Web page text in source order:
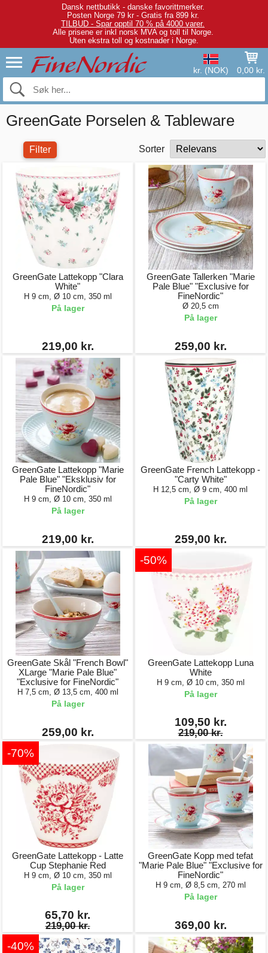
Dansk nettbutikk - danske favorittmerker.
Posten Norge 79 kr - Gratis fra 899 kr.
TILBUD - Spar opptil 70 % på 4000 varer.
Alle prisene er inkl norsk MVA og toll til Norge.
Uten ekstra toll og kostnader i Norge.
kr. (NOK) 0,00 kr.
GreenGate Porselen & Tableware
Filter Sorter
GreenGate Lattekopp "Clara
White"
H 9 cm, Ø 10 cm, 350 ml
På lager
219,00 kr.
GreenGate Tallerken "Marie
Pale Blue" "Exclusive for
FineNordic"
Ø 20,5 cm
På lager
259,00 kr.
GreenGate Lattekopp "Marie
Pale Blue" "Eksklusiv for
FineNordic"
H 9 cm, Ø 10 cm, 350 ml
På lager
219,00 kr.
GreenGate French Lattekopp -
"Carty White"
H 12,5 cm, Ø 9 cm, 400 ml
På lager
259,00 kr.
GreenGate Skål "French Bowl"
XLarge "Marie Pale Blue"
"Exclusive for FineNordic"
H 7,5 cm, Ø 13,5 cm, 400 ml
På lager
259,00 kr.
-50%
GreenGate Lattekopp Luna
White
H 9 cm, Ø 10 cm, 350 ml
På lager
109,50 kr.
219,00 kr.
-70%
GreenGate Lattekopp - Latte
Cup Stephanie Red
H 9 cm, Ø 10 cm, 350 ml
På lager
65,70 kr.
219,00 kr.
GreenGate Kopp med tefat
"Marie Pale Blue" "Exclusive for
FineNordic"
H 9 cm, Ø 8,5 cm, 270 ml
På lager
369,00 kr.
-40%